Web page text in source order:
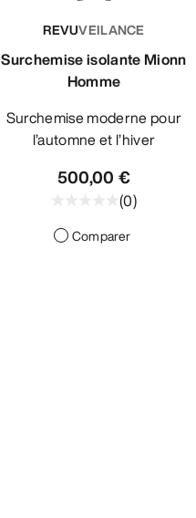
REVUVEILANCE
Surchemise isolante Mionn
Homme
Surchemise moderne pour
l’automne et l’hiver
500,00 €
(0)
Comparer